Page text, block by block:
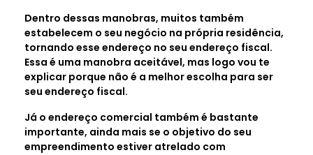
Dentro dessas manobras, muitos também
estabelecem o seu negócio na própria residência,
tornando esse endereço no seu endereço fiscal.
Essa é uma manobra aceitável, mas logo vou te
explicar porque não é a melhor escolha para ser
seu endereço fiscal.
Já o endereço comercial também é bastante
importante, ainda mais se o objetivo do seu
empreendimento estiver atrelado com